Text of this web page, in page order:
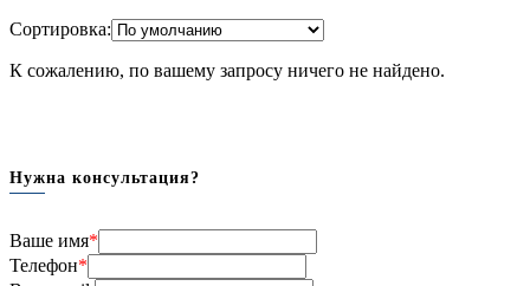
Сортировка:
К сожалению, по вашему запросу ничего не найдено.
Нужна консультация?
Ваше имя*
Телефон*